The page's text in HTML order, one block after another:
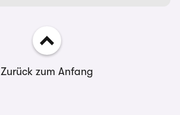
Zurück zum Anfang